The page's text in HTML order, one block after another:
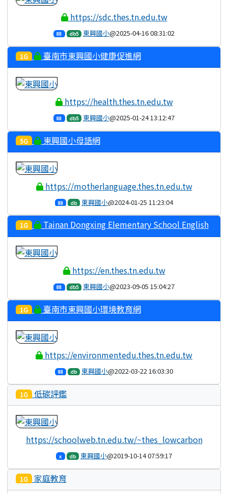
https://sdc.thes.tn.edu.tw
88 db5 東興國小@2025-04-16 08:31:02
1G 臺南市東興國小健康促進網
https://health.thes.tn.edu.tw
88 db5 東興國小@2025-01-24 13:12:47
5G 東興國小母語網
https://motherlanguage.thes.tn.edu.tw
88 db 東興國小@2024-01-25 11:23:04
1G
Tainan Dongxing Elementary School English
Website
https://en.thes.tn.edu.tw
88 db5 東興國小@2023-09-05 15:04:27
1G 臺南市東興國小環境教育網
https://environmentedu.thes.tn.edu.tw
88 db 東興國小@2022-03-22 16:03:30
1G 低碳評鑑
https://schoolweb.tn.edu.tw/~thes_lowcarbon
x db 東興國小@2019-10-14 07:59:17
1G 家庭教育